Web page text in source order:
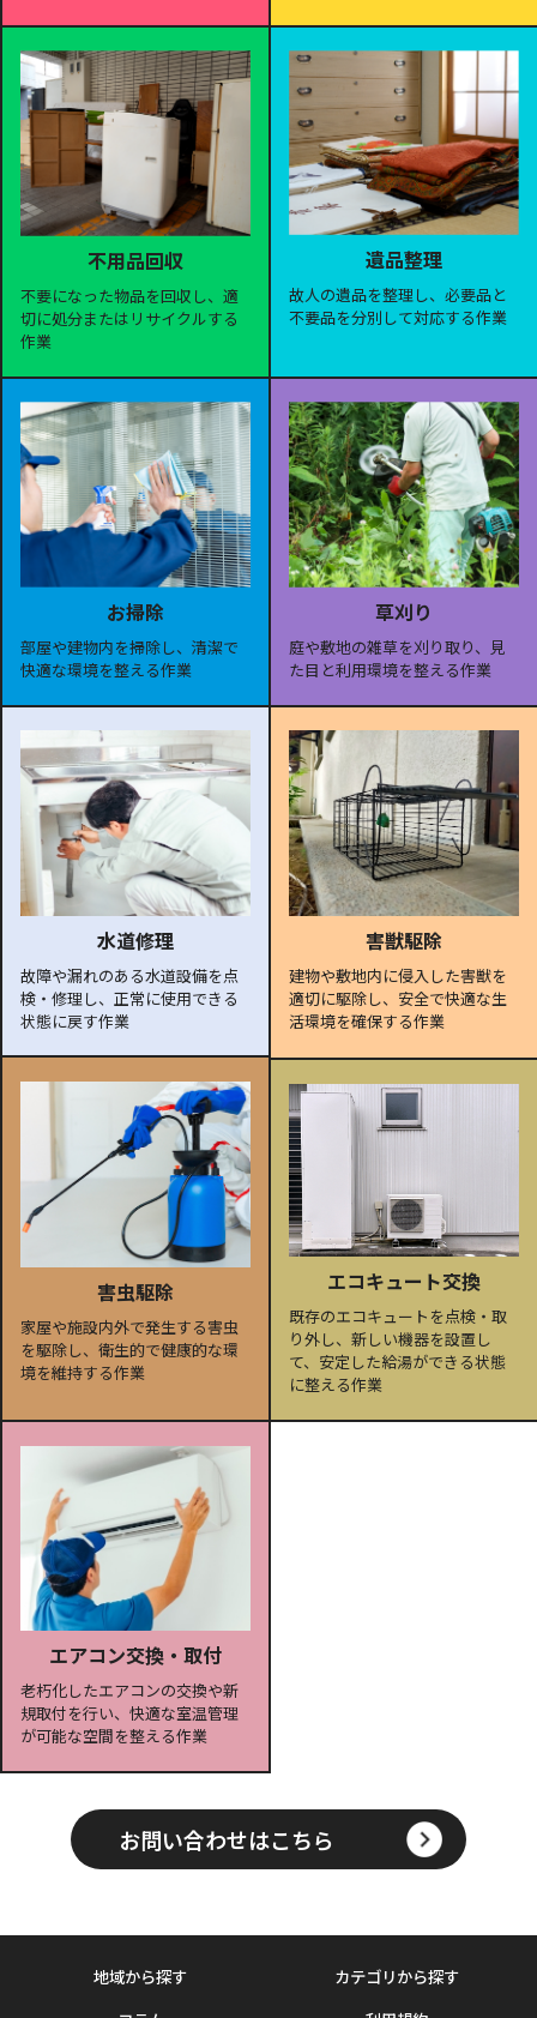
不用品回収
不要になった物品を回収し、適
切に処分またはリサイクルする
作業
遺品整理
故人の遺品を整理し、必要品と
不要品を分別して対応する作業
お掃除
部屋や建物内を掃除し、清潔で
快適な環境を整える作業
草刈り
庭や敷地の雑草を刈り取り、見
た目と利用環境を整える作業
水道修理
故障や漏れのある水道設備を点
検・修理し、正常に使用できる
状態に戻す作業
害獣駆除
建物や敷地内に侵入した害獣を
適切に駆除し、安全で快適な生
活環境を確保する作業
害虫駆除
家屋や施設内外で発生する害虫
を駆除し、衛生的で健康的な環
境を維持する作業
エコキュート交換
既存のエコキュートを点検・取
り外し、新しい機器を設置し
て、安定した給湯ができる状態
に整える作業
エアコン交換・取付
老朽化したエアコンの交換や新
規取付を行い、快適な室温管理
が可能な空間を整える作業
お問い合わせはこちら
地域から探す
カテゴリから探す